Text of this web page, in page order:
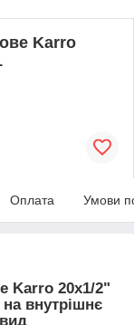
Karro
Оплата Умови
Karro 20x1/2"
внутрішнє